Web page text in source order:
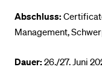
Abschluss:
Management,
Dauer: 26./27. Juni